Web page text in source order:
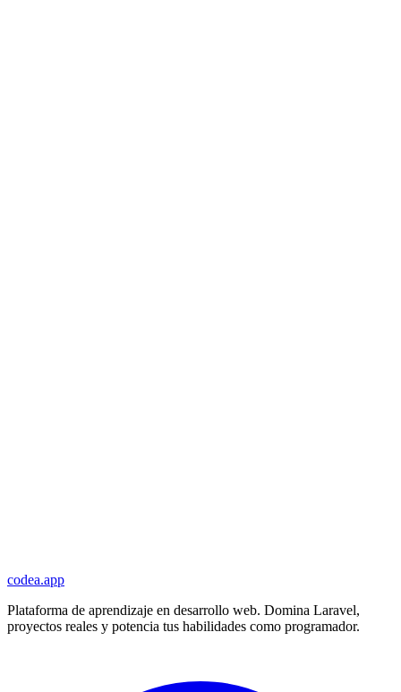
codea.app
Plataforma de aprendizaje en desarrollo web. Domina Laravel,
proyectos reales y potencia tus habilidades como programador.